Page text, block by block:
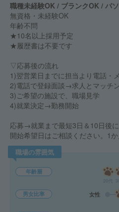
職種未経験OK / ブランクOK / パ
無資格・未経験OK
年齢不問
★10名以上採用予定
★履歴書は不要です
▽応募後の流れ
1)翌営業日までに担当より電話・
2)電話で登録面談→求人とマッチ
3)ご希望の施設で、職場見学
4)就業決定→勤務開始
応募→就業まで最短3日＆10日後に
開始希望日はご相談ください。1
職場の雰囲気
年齢層
男女比率 女性